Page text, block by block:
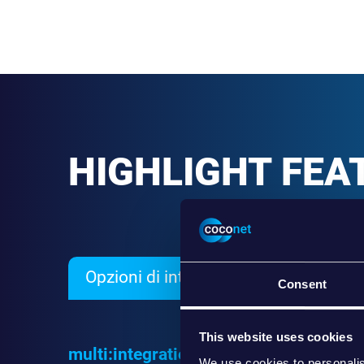
Consent
This website uses cookies
HIGHLIGHT
Opzioni di integrazione Esempio
multi:integration offre varie opzioni di